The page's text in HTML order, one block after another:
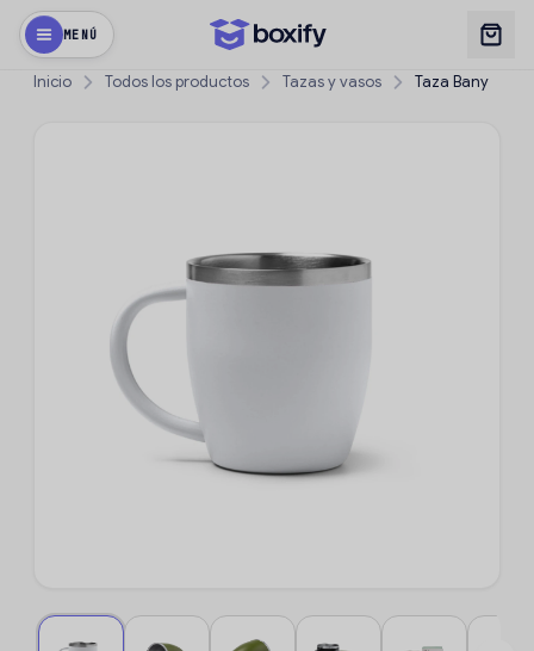
MENÚ
Inicio Todos los productos Tazas y vasos Taza Bany